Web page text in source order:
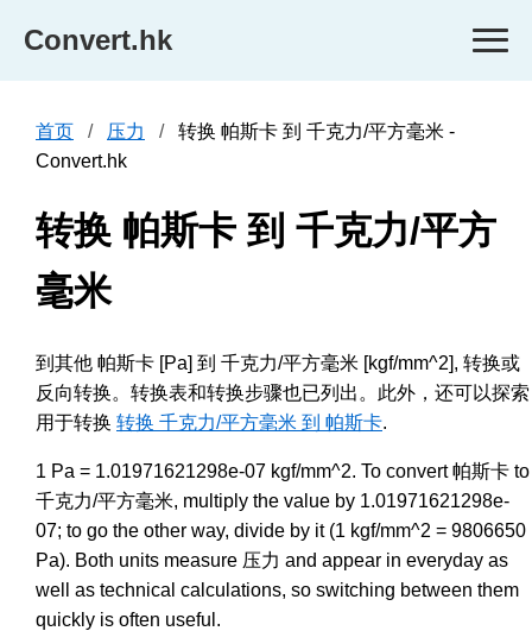
Convert.hk
首页 压力
转换 帕斯卡 到 千克力/平方毫米 -
Convert.hk
转换 帕斯卡 到 千克力/平方
毫米
到其他 帕斯卡 [Pa] 到 千克力/平方毫米 [kgf/mm^2], 转换或
反向转换。转换表和转换步骤也已列出。此外，还可以探索
用于转换 转换 千克力/平方毫米 到 帕斯卡.
1 Pa = 1.01971621298e-07 kgf/mm^2. To convert 帕斯卡 to
千克力/平方毫米, multiply the value by 1.01971621298e-
07; to go the other way, divide by it (1 kgf/mm^2 = 9806650
Pa). Both units measure 压力 and appear in everyday as
well as technical calculations, so switching between them
quickly is often useful.